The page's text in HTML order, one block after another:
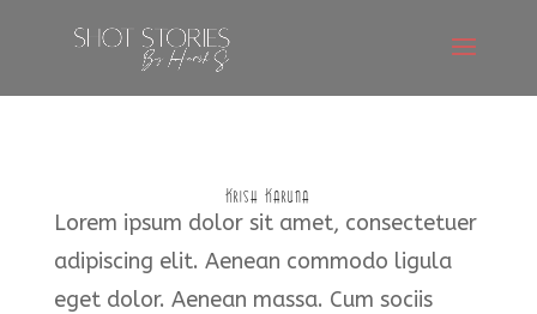
Krish Karuna
Lorem ipsum dolor sit amet, consectetuer
adipiscing elit. Aenean commodo ligula
eget dolor. Aenean massa. Cum sociis